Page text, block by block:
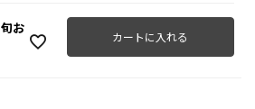
お
カートに入れる